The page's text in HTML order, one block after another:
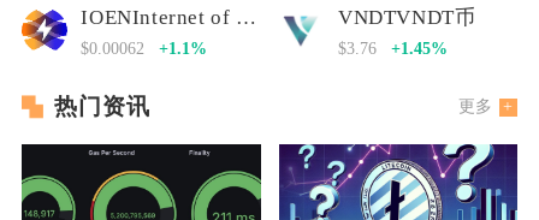
IOENInternet of Energy Network
$0.00062 +1.1%
VNDTVNDT币
$3.76 +1.45%
热门资讯 更多